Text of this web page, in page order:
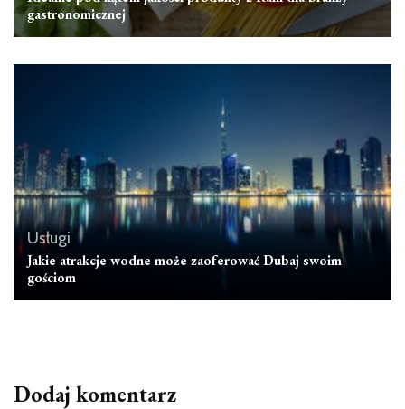
gastronomicznej
Usługi
Jakie atrakcje wodne może zaoferować Dubaj swoim
gościom
Dodaj komentarz